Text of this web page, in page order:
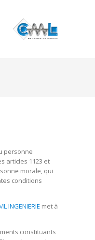
personne
articles 1123 et
morale, qui
conditions
INGENIERIE met à
constituants